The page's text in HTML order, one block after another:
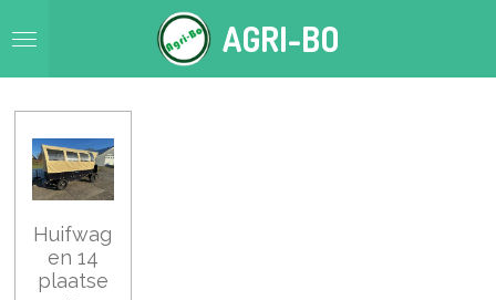
direct
AGRI-BO
Huifwag
en 14
plaatse